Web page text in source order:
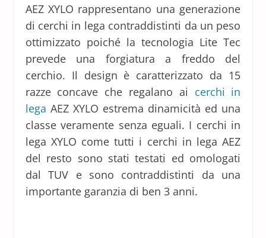
AEZ XYLO rappresentano una generazione
di cerchi in lega contraddistinti da un peso
ottimizzato poiché la tecnologia Lite Tec
prevede una forgiatura a freddo del
cerchio. Il design è caratterizzato da 15
razze concave che regalano ai cerchi in
lega AEZ XYLO estrema dinamicità ed una
classe veramente senza eguali. I cerchi in
lega XYLO come tutti i cerchi in lega AEZ
del resto sono stati testati ed omologati
dal TUV e sono contraddistinti da una
importante garanzia di ben 3 anni.